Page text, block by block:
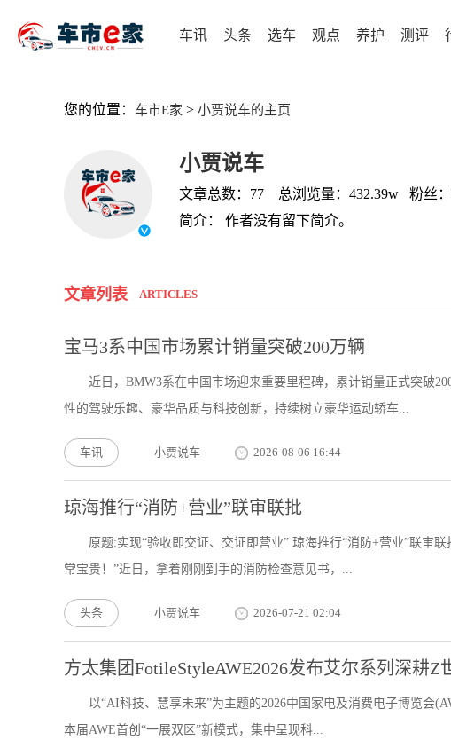
车讯 头条 选车 观点 养护 测评
您的位置： 车市E家 > 小贾说车的主页
小贾说车
文章总数：77 总浏览量：432.39w 粉丝
简介： 作者没有留下简介。
文章列表 ARTICLES
宝马3系中国市场累计销量突破200万辆
近日，BMW3系在中国市场迎来重要里程碑，累计销量正式突破
性的驾驶乐趣、豪华品质与科技创新，持续树立豪华运动轿车...
车讯 小贾说车 2026-08-06 16:44
琼海推行“消防+营业”联审联批
原题:实现“验收即交证、交证即营业” 琼海推行“消防+营业”联审
常宝贵！”近日，拿着刚刚到手的消防检查意见书，...
头条 小贾说车 2026-07-21 02:04
方太集团FotileStyleAWE2026发布艾尔系列深耕Z
以“AI科技、慧享未来”为主题的2026中国家电及消费电子博览会
本届AWE首创“一展双区”新模式，集中呈现科...